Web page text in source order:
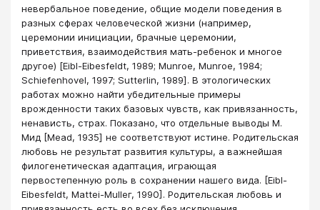
невербальное поведение, общие модели поведения в
разных сферах человеческой жизни (например,
церемонии инициации, брачные церемонии,
приветствия, взаимодействия мать-ребенок и многое
другое) [Eibl-Eibesfeldt, 1989; Munroe, Munroe, 1984;
Schiefenhovel, 1997; Sutterlin, 1989]. В этологических
работах можно найти убедительные примеры
врожденности таких базовых чувств, как привязанность,
ненависть, страх. Показано, что отдельные выводы М.
Мид [Меаd, 1935] не соответствуют истине. Родительская
любовь не результат развития культуры, а важнейшая
филогенетическая адаптация, играющая
первостепенную роль в сохранении нашего вида. [Еibl-
Eibesfeldt, Маttеi-Мullег, 1990]. Родительская любовь и